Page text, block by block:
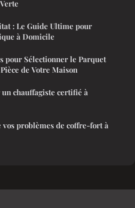
: Le Guide Ultime pour
à Domicile
pour Sélectionner le Parquet
de Votre Maison
un chauffagiste certifié à
problèmes de coffre-fort à